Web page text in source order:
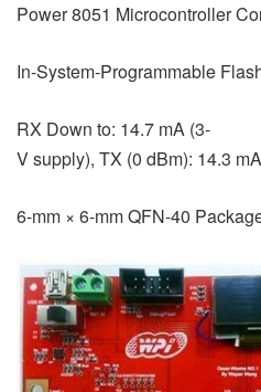
Power 8051 Microcontroller
In-System-Programmable
RX Down to: 14.7 mA (3-
V supply), TX (0 dBm): 14.3
6-mm × 6-mm QFN-40